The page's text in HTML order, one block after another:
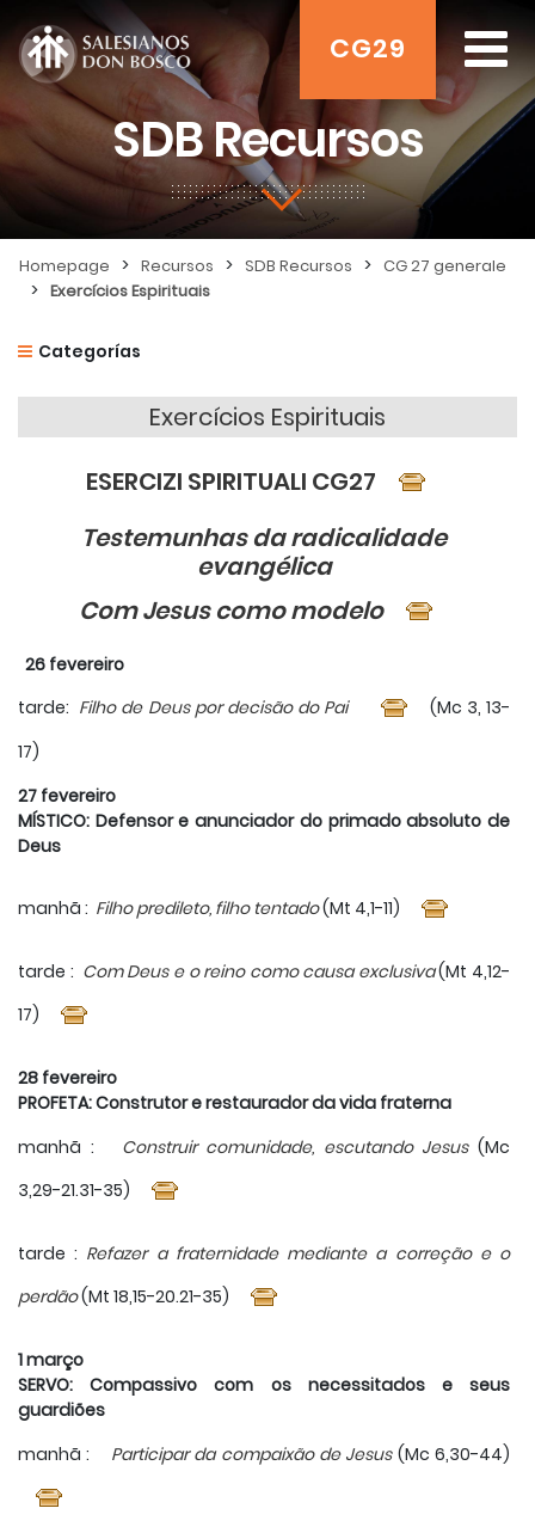
CG29
SDB Recursos
Homepage > Recursos > SDB Recursos > CG 27 generale
> Exercícios Espirituais
Categorías
Exercícios Espirituais
ESERCIZI SPIRITUALI CG27
Testemunhas da radicalidade
evangélica
Com Jesus como modelo
26 fevereiro
tarde: Filho de Deus por decisão do Pai
(Mc 3, 13-
17)
27 fevereiro
MÍSTICO: Defensor e anunciador do primado absoluto de
Deus
manhã : Filho predileto, filho tentado(Mt 4,1-11)
tarde : Com Deus e o reino como causa exclusiva(Mt 4,12-
17)
28 fevereiro
PROFETA: Construtor e restaurador da vida fraterna
manhã : Construir comunidade, escutando Jesus (Mc
3,29-21.31-35)
tarde : Refazer a fraternidade mediante a correção e o
perdão(Mt 18,15-20.21-35)
1 março
SERVO: Compassivo com os necessitados e seus
guardiões
manhã : Participar da compaixão de Jesus (Mc 6,30-44)